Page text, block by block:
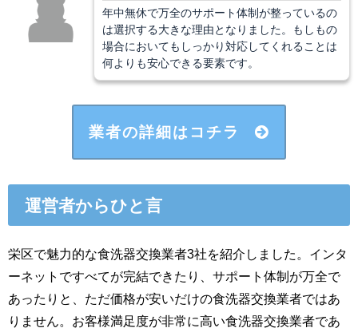
年中無休で万全のサポート体制が整っているの
は選択する大きな理由となりました。もしもの
場合においてもしっかり対応してくれることは
何よりも安心できる要素です。
業者の詳細はコチラ
運営者からひと言
栄区で魅力的な食洗器交換業者3社を紹介しました。インタ
ーネットですべてが完結できたり、サポート体制が万全で
あったりと、ただ価格が安いだけの食洗器交換業者ではあ
りません。お客様満足度が非常に高い食洗器交換業者であ